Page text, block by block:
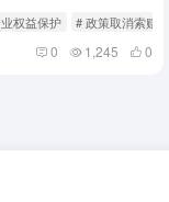
权益保护 # 政策取消索赔
0 1,245 0